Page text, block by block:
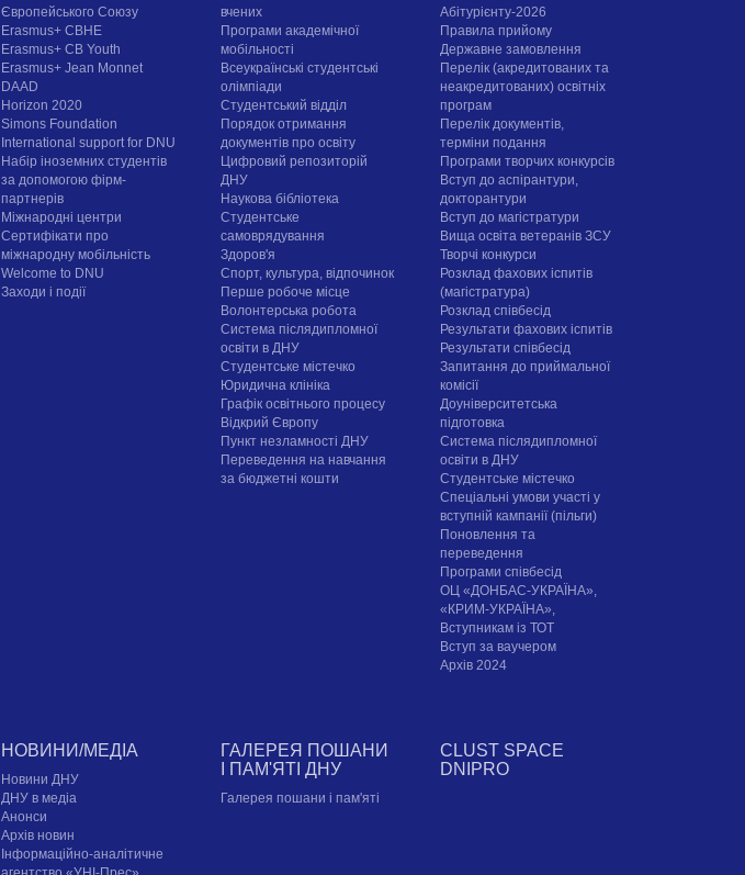
Європейського Союзу
Erasmus+ CBHE
Erasmus+ CB Youth
Erasmus+ Jean Monnet
DAAD
Horizon 2020
Simons Foundation
International support for DNU
Набір іноземних студентів
за допомогою фірм-
партнерів
Міжнародні центри
Сертифікати про
міжнародну мобільність
Welcome to DNU
Заходи і події
вчених
Програми академічної
мобільності
Всеукраїнські студентські
олімпіади
Студентський відділ
Порядок отримання
документів про освіту
Цифровий репозиторій
ДНУ
Наукова бібліотека
Студентське
самоврядування
Здоров'я
Спорт, культура, відпочинок
Перше робоче місце
Волонтерська робота
Система післядипломної
освіти в ДНУ
Cтудентське містечко
Юридична клініка
Графік освітнього процесу
Відкрий Європу
Пункт незламності ДНУ
Переведення на навчання
за бюджетні кошти
Абітурієнту-2026
Правила прийому
Державне замовлення
Перелік (акредитованих та
неакредитованих) освітніх
програм
Перелік документів,
терміни подання
Програми творчих конкурсiв
Вступ до аспірантури,
докторантури
Вступ до магістратури
Вища освіта ветеранів ЗСУ
Творчі конкурси
Розклад фахових іспитів
(магістратура)
Розклад співбесід
Результати фахових іспитів
Результати співбесід
Запитання до приймальної
комісії
Доуніверситетська
підготовка
Система післядипломної
освіти в ДНУ
Cтудентське містечко
Спеціальні умови участі у
вступній кампанії (пільги)
Поновлення та
переведення
Програми співбесід
ОЦ «ДОНБАС-УКРАЇНА»,
«КРИМ-УКРАЇНА»,
Вступникам із ТОТ
Вступ за ваучером
Архів 2024
НОВИНИ/МЕДІА
Новини ДНУ
ДНУ в медіа
Анонси
Архів новин
Інформаційно-аналітичне
ГАЛЕРЕЯ ПОШАНИ
І ПАМ'ЯТІ ДНУ
Галерея пошани і пам'яті
CLUST SPACE
DNIPRO